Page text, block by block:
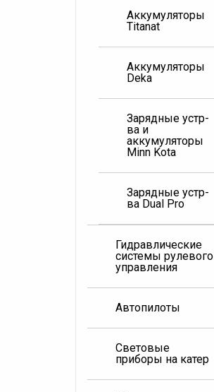
Аккумуляторы
Titanat
Аккумуляторы
Deka
Зарядные устр-
ва и
аккумуляторы
Minn Kota
Зарядные устр-
ва Dual Pro
Гидравлические
системы рулевого
управления
Автопилоты
Световые
приборы на катер